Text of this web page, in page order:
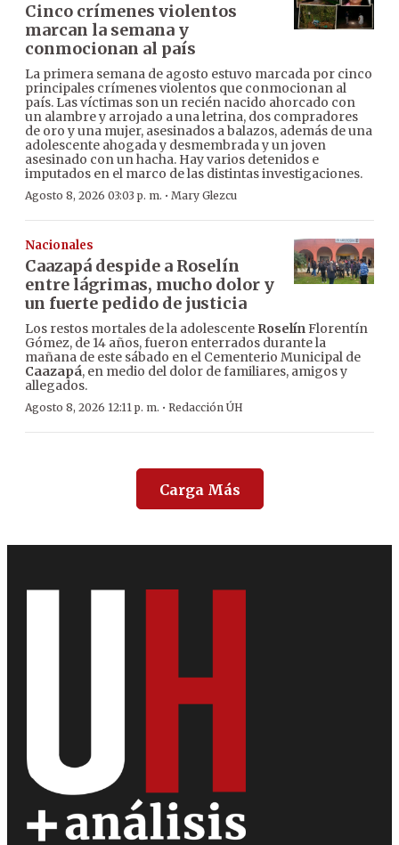
Cinco crímenes violentos
marcan la semana y
conmocionan al país
La primera semana de agosto estuvo marcada por cinco
principales crímenes violentos que conmocionan al
país. Las víctimas son un recién nacido ahorcado con
un alambre y arrojado a una letrina, dos compradores
de oro y una mujer, asesinados a balazos, además de una
adolescente ahogada y desmembrada y un joven
asesinado con un hacha. Hay varios detenidos e
imputados en el marco de las distintas investigaciones.
Agosto 8, 2026 03:03 p. m. · Mary Glezcu
Nacionales
Caazapá despide a Roselín
entre lágrimas, mucho dolor y
un fuerte pedido de justicia
Los restos mortales de la adolescente RoselínFlorentín
Gómez, de 14 años, fueron enterrados durante la
mañana de este sábado en el Cementerio Municipal de
Caazapá, en medio del dolor de familiares, amigos y
allegados.
Agosto 8, 2026 12:11 p. m. · Redacción ÚH
Carga Más